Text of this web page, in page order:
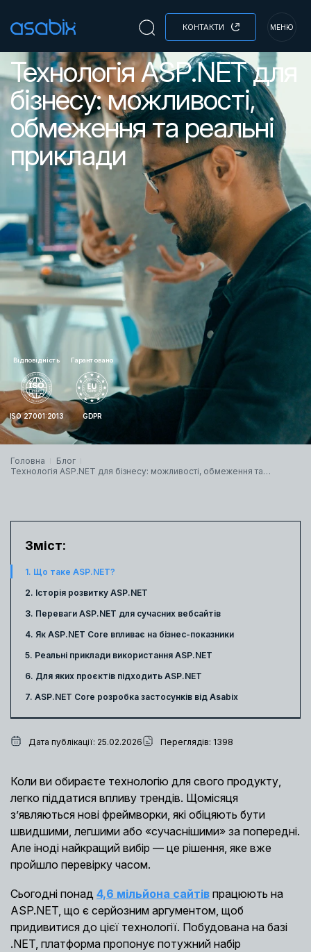
КОНТАКТИ МЕНЮ
Технологія ASP.NET для
бізнесу: можливості,
обмеження та реальні
приклади
Відповідність
ISO 27001:2013
Гарантовано
GDPR
Головна
Блог
Технологія ASP.NET для бізнесу: можливості, обмеження та
Зміст:
1. Що таке ASP.NET?
2. Історія розвитку ASP.NET
3. Переваги ASP.NET для сучасних вебсайтів
4. Як ASP.NET Core впливає на бізнес-показники
5. Реальні приклади використання ASP.NET
6. Для яких проєктів підходить ASP.NET
7. ASP.NET Core розробка застосунків від Asabix
Дата публікації: 25.02.2026 Переглядів: 1398
Коли ви обираєте технологію для свого продукту,
легко піддатися впливу трендів. Щомісяця
з’являються нові фреймворки, які обіцяють бути
швидшими, легшими або «сучаснішими» за попередні.
Але іноді найкращий вибір — це рішення, яке вже
пройшло перевірку часом.
Сьогодні понад 4,6 мільйона сайтів працюють на
ASP.NET, що є серйозним аргументом, щоб
придивитися до цієї технології. Побудована на базі
.NET, платформа пропонує потужний набір